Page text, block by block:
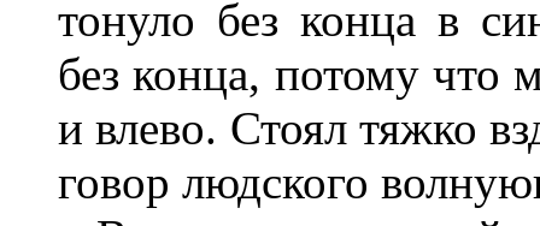
тонуло без конца в
без конца, потому что
и влево. Стоял тяжко
говор людского